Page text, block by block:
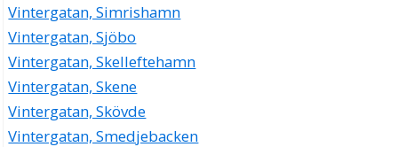
Vintergatan, Simrishamn
Vintergatan, Sjöbo
Vintergatan, Skelleftehamn
Vintergatan, Skene
Vintergatan, Skövde
Vintergatan, Smedjebacken